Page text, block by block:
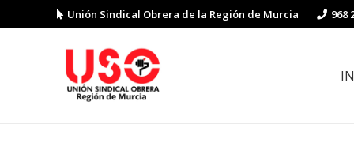
Unión Sindical Obrera de la Región de Murcia 968